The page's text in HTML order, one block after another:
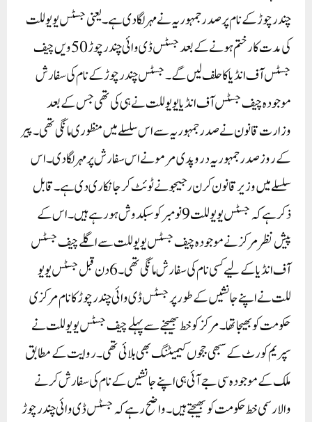
چندرچوڑ کے نام پر صدر جمہوریہ نے مہر لگا دی ہے۔ یعنی جسٹس یو یو للت
کی مدت کار ختم ہونے کے بعد جسٹس ڈی وائی چندرچوڑ 50ویں چیف
جسٹس آف انڈیا کا حلف لیں گے۔ جسٹس چندرچوڑ کے نام کی سفارش
موجودہ چیف جسٹس آف انڈیا یو یو للت نے ہی کی تھی جس کے بعد
وزارت قانون نے صدر جمہوریہ سے اس سلسلے میں منظوری مانگی تھی۔ پیر
کے روز صدر جمہوریہ دروپدی مرمو نے اس سفارش پر مہر لگا دی۔ اس
سلسلے میں وزیر قانون کرن رجیجو نے ٹوئٹ کر جانکاری دی ہے۔قابل
ذکر ہے کہ جسٹس یو یو للت 9 نومبر کو سبکدوش ہو رہے ہیں۔ اس کے
پیش نظر مرکز نے موجودہ چیف جسٹس یو یو للت سے اگلے چیف جسٹس
آف انڈیا کے لیے کسی نام کی سفارش مانگی تھی۔ 6 دن قبل جسٹس یو یو
للت نے اپنے جانشیں کے طور پر جسٹس ڈی وائی چندرچوڑ کا نام مرکزی
حکومت کو بھیجا تھا۔ مرکز کو خط بھیجنے سے پہلے چیف جسٹس یو یو للت نے
سپریم کورٹ کے سبھی ججوں کیمیٹنگ بھی بلائی تھی۔ روایت کے مطابق
ملک کے موجودہ سی جے آئی ہی اپنے جانشیں کے نام کی سفارش کرنے
والا رسمی خط حکومت کو بھیجتے ہیں۔واضح رہے کہ جسٹس ڈی وائی چندرچوڑ